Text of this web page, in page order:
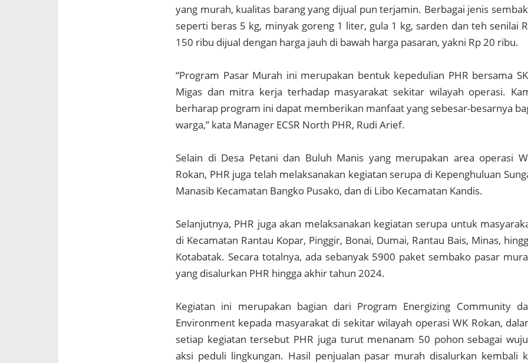
yang murah, kualitas barang yang dijual pun terjamin. Berbagai jenis
seperti beras 5 kg, minyak goreng 1 liter, gula 1 kg, sarden dan teh senilai
150 ribu dijual dengan harga jauh di bawah harga pasaran, yakni Rp 20 ribu.
“Program Pasar Murah ini merupakan bentuk kepedulian PHR bersama
Migas dan mitra kerja terhadap masyarakat sekitar wilayah operasi.
berharap program ini dapat memberikan manfaat yang sebesar-besarnya
warga,” kata Manager ECSR North PHR, Rudi Arief.
Selain di Desa Petani dan Buluh Manis yang merupakan area operasi
Rokan, PHR juga telah melaksanakan kegiatan serupa di Kepenghuluan
Manasib Kecamatan Bangko Pusako, dan di Libo Kecamatan Kandis.
Selanjutnya, PHR juga akan melaksanakan kegiatan serupa untuk
di Kecamatan Rantau Kopar, Pinggir, Bonai, Dumai, Rantau Bais, Minas,
Kotabatak. Secara totalnya, ada sebanyak 5900 paket sembako pasar
yang disalurkan PHR hingga akhir tahun 2024.
Kegiatan ini merupakan bagian dari Program Energizing Community
Environment kepada masyarakat di sekitar wilayah operasi WK Rokan,
setiap kegiatan tersebut PHR juga turut menanam 50 pohon sebagai
aksi peduli lingkungan. Hasil penjualan pasar murah disalurkan kembali